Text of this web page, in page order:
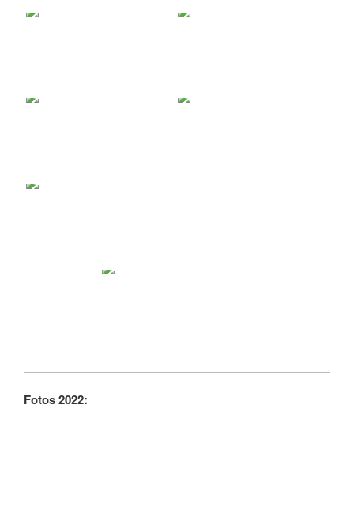
Fotos 2022: